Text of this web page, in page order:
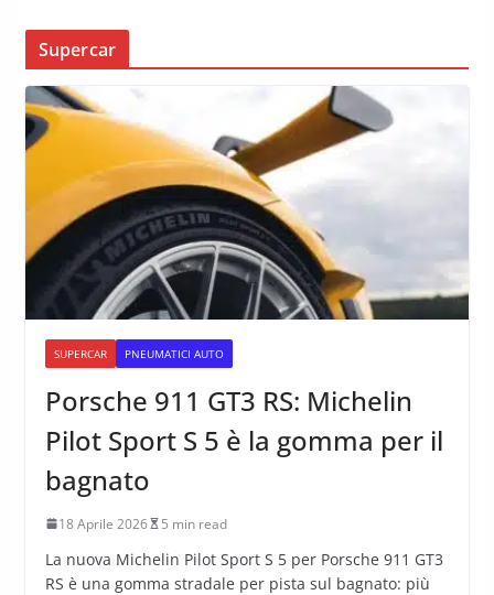
Supercar
SUPERCAR PNEUMATICI AUTO
Porsche 911 GT3 RS: Michelin
Pilot Sport S 5 è la gomma per il
bagnato
18 Aprile 2026 5 min read
La nuova Michelin Pilot Sport S 5 per Porsche 911 GT3
RS è una gomma stradale per pista sul bagnato: più